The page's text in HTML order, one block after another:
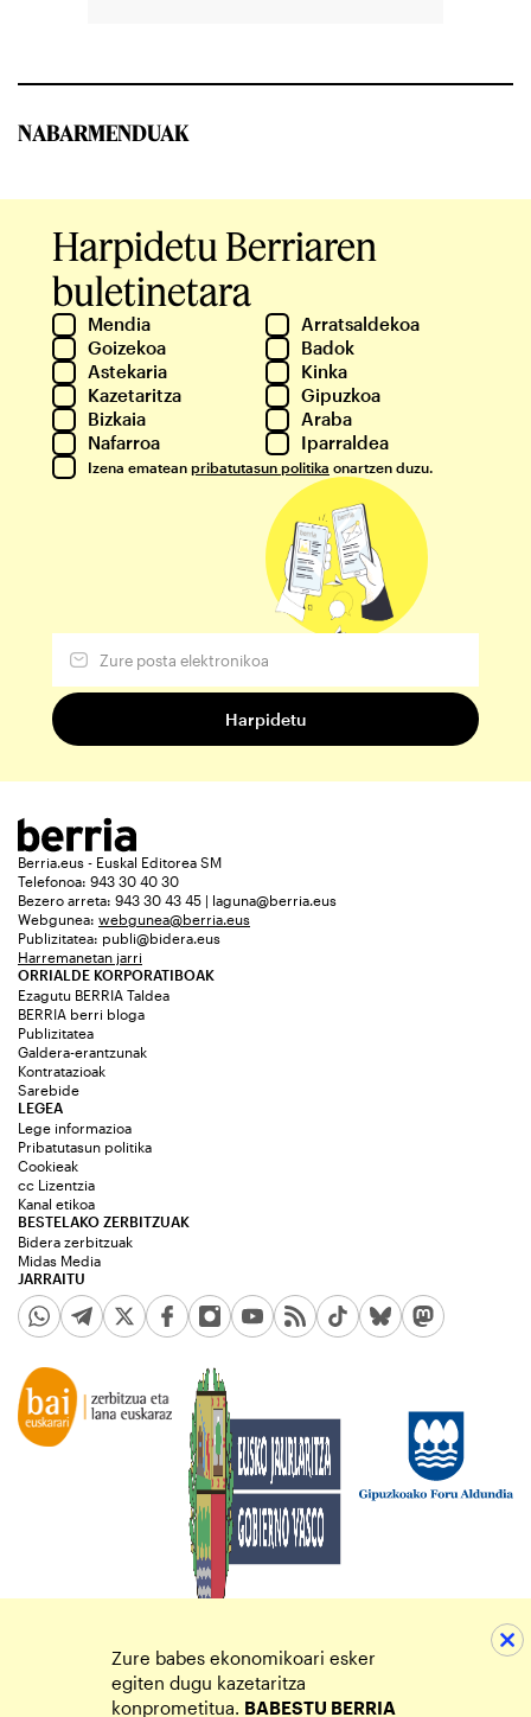
NABARMENDUAK
Harpidetu Berriaren
buletinetara
Mendia
Arratsaldekoa
Goizekoa
Badok
Astekaria
Kinka
Kazetaritza
Gipuzkoa
Bizkaia
Araba
Nafarroa
Iparraldea
Izena ematean pribatutasun politika onartzen duzu.
Berria.eus - Euskal Editorea SM
Telefonoa: 943 30 40 30
Bezero arreta: 943 30 43 45 | laguna@berria.eus
Webgunea: webgunea@berria.eus
Publizitatea: publi@bidera.eus
Harremanetan jarri
ORRIALDE KORPORATIBOAK
Ezagutu BERRIA Taldea
BERRIA berri bloga
Publizitatea
Galdera-erantzunak
Kontratazioak
Sarebide
JARRAITU
LEGEA
Lege informazioa
Pribatutasun politika
Cookieak
cc Lizentzia
Kanal etikoa
BESTELAKO ZERBITZUAK
Bidera zerbitzuak
Midas Media
Zure babes ekonomikoari esker
egiten dugu kazetaritza
konprometitua. BABESTU BERRIA